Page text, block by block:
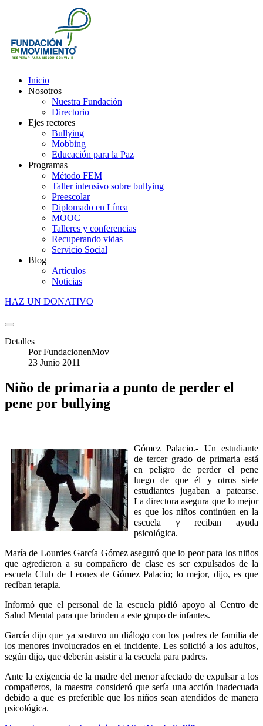
Inicio
Nosotros
Nuestra Fundación
Directorio
Ejes rectores
Bullying
Mobbing
Educación para la Paz
Programas
Método FEM
Taller intensivo sobre bullying
Preescolar
Diplomado en Línea
MOOC
Talleres y conferencias
Recuperando vidas
Servicio Social
Blog
Artículos
Noticias
HAZ UN DONATIVO
Detalles
PorFundacionenMov
23 Junio 2011
Niño de primaria a punto de perder el
pene por bullying
Gómez Palacio.- Un estudiante
de tercer grado de primaria está
en peligro de perder el pene
luego de que él y otros siete
estudiantes jugaban a patearse.
La directora asegura que lo mejor
es que los niños continúen en la
escuela y reciban ayuda
psicológica.
María de Lourdes García Gómez aseguró que lo peor para los niños
que agredieron a su compañero de clase es ser expulsados de la
escuela Club de Leones de Gómez Palacio; lo mejor, dijo, es que
reciban terapia.
Informó que el personal de la escuela pidió apoyo al Centro de
Salud Mental para que brinden a este grupo de infantes.
García dijo que ya sostuvo un diálogo con los padres de familia de
los menores involucrados en el incidente. Les solicitó a los adultos,
según dijo, que deberán asistir a la escuela para padres.
Ante la exigencia de la madre del menor afectado de expulsar a los
compañeros, la maestra consideró que sería una acción inadecuada
debido a que es preferible que los niños sean atendidos de manera
psicológica.